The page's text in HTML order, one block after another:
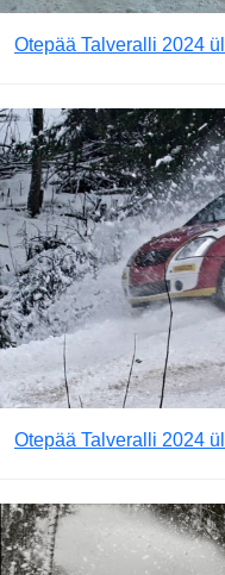
Otepää Talveralli 2024
Otepää Talveralli 2024